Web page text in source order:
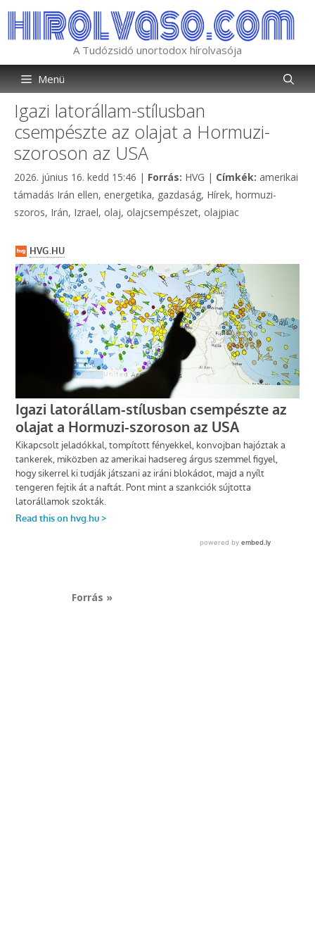
tartalomba
A Tudózsidó unortodox hírolvasója
Menü
Igazi latorállam-stílusban
csempészte az olajat a Hormuzi-
szoroson az USA
2026. június 16. kedd 15:46 | Forrás: Kategória
HVG | Címkék: Címkék
amerikai
támadás Irán ellen, energetika, gazdaság, Hírek, hormuzi-
szoros, Irán, Izrael, olaj, olajcsempészet, olajpiac
Forrás »